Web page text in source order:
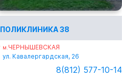
ПОЛИКЛИНИКА 38
м.ЧЕРНЫШЕВСКАЯ
ул. Кавалергардская, 26
8(812) 577-10-14